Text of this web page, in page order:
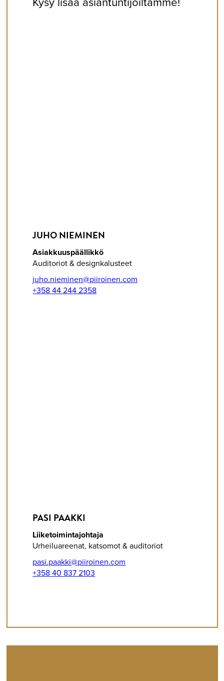
JUHO NIEMINEN
Asiakkuuspäällikkö
Auditoriot & designkalusteet
juho.nieminen@piiroinen.com
+358 44 244 2358
PASI PAAKKI
Liiketoimintajohtaja
Urheiluareenat, katsomot & auditoriot
pasi.paakki@piiroinen.com
+358 40 837 2103